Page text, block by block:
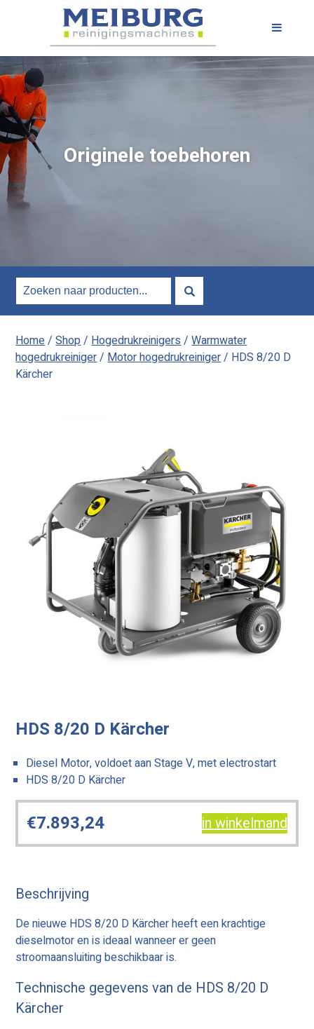
Originele toebehoren
Home/Shop/Hogedrukreinigers/Warmwater
hogedrukreiniger/Motor hogedrukreiniger/ HDS 8/20 D
Kärcher
HDS 8/20 D Kärcher
Diesel Motor, voldoet aan Stage V, met electrostart
HDS 8/20 D Kärcher
€7.893,24 in winkelmand
Beschrijving
De nieuwe HDS 8/20 D Kärcher heeft een krachtige
dieselmotor en is ideaal wanneer er geen
stroomaansluiting beschikbaar is.
Technische gegevens van de HDS 8/20 D
Kärcher